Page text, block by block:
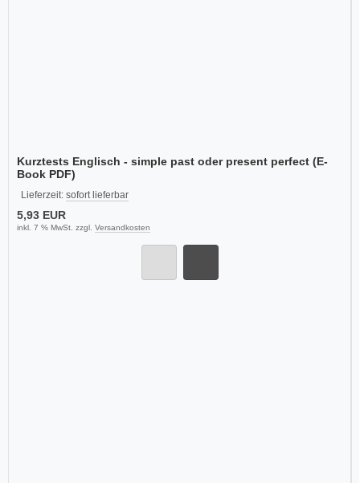
Kurztests Englisch - simple past oder present perfect (E-
Book PDF)
Lieferzeit: sofort lieferbar
5,93 EUR
inkl. 7 % MwSt. zzgl. Versandkosten